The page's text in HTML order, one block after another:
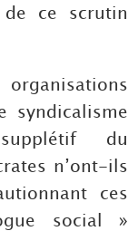
ce scrutin
syndicalisme
du
n’ont-ils
ces
social »